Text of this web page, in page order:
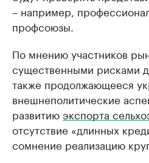
– например,
профсоюзы.
По мнению участников
существенными рисками
также продолжающееся
внешнеполитические
развитиюэкспорта
отсутствие «длинных
сомнение реализацию